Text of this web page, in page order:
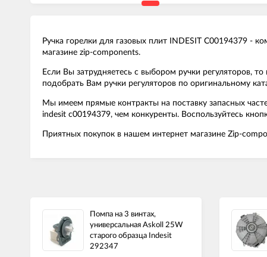
Ручка горелки для газовых плит INDESIT C00194379 -
магазине zip-components.
Если Вы затрудняетесь с выбором ручки
подобрать Вам ручки регуляторов по оригинальному
Мы имеем прямые контракты на поставку запасных
indesit c00194379, чем конкуренты. Воспользуйтесь
Приятных покупок в нашем интернет магазине Zip-
Помпа на 3 винтах,
универсальная Askoll 25W
старого образца Indesit
292347